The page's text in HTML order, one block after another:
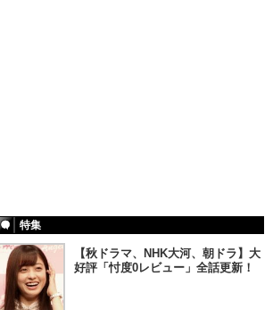
特集
【秋ドラマ、NHK大河、朝ドラ】大
好評「忖度0レビュー」全話更新！